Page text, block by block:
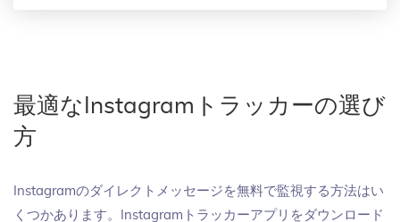
最適なInstagramトラッカーの選び
方
Instagramのダイレクトメッセージを無料で監視する方法はい
くつかあります。Instagramトラッカーアプリをダウンロード